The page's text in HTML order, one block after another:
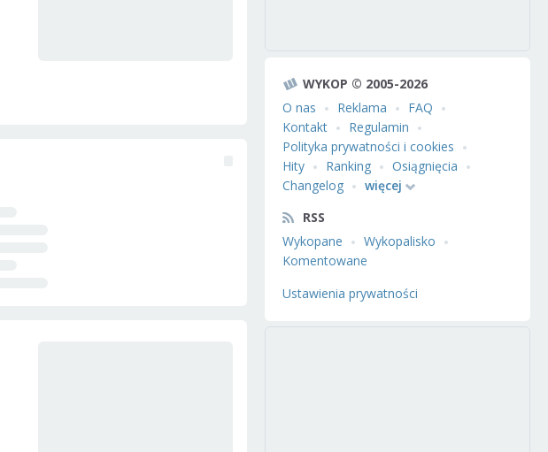
WYKOP © 2005-2026
O nas
Reklama
FAQ
Kontakt
Regulamin
Polityka prywatności i cookies
Hity
Ranking
Osiągnięcia
Changelog
więcej
RSS
Wykopane
Wykopalisko
Komentowane
Ustawienia prywatności